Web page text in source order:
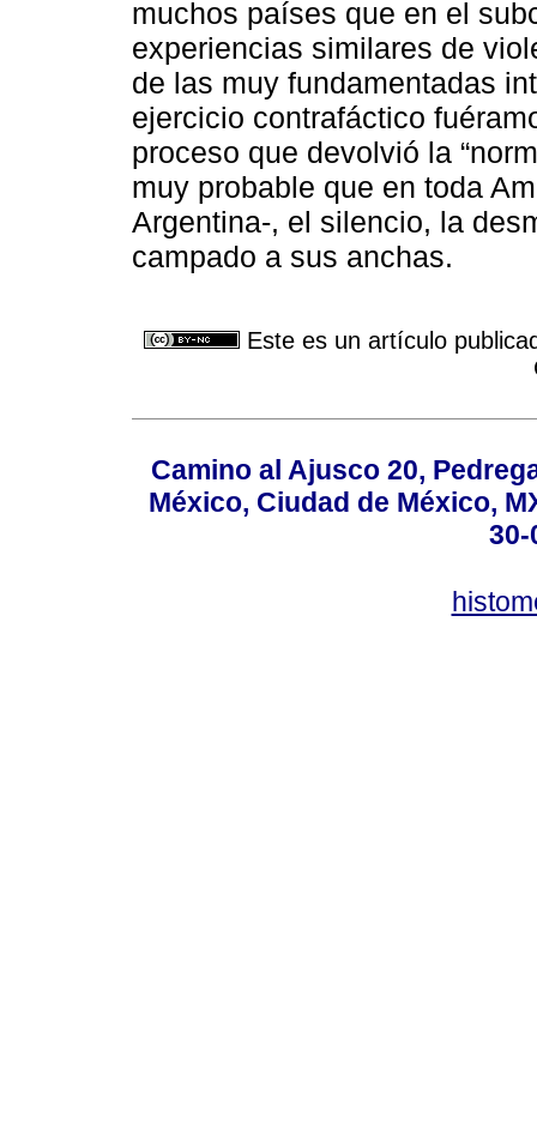
muchos países que en el
experiencias similares de
de las muy fundamentadas
ejercicio contrafáctico
proceso que devolvió la
muy probable que en toda
Argentina-, el silencio, la
campado a sus anchas.
Este es un artículo
Camino al Ajusco 20,
México, Ciudad de México,
30-